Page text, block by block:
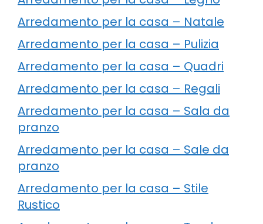
Arredamento per la casa – Natale
Arredamento per la casa – Pulizia
Arredamento per la casa – Quadri
Arredamento per la casa – Regali
Arredamento per la casa – Sala da
pranzo
Arredamento per la casa – Sale da
pranzo
Arredamento per la casa – Stile
Rustico